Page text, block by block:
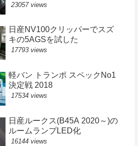
23057 views
日産NV100クリッパーでスズ
キの5AGSを試した
17793 views
軽バン トランポ スペックNo1
決定戦 2018
17534 views
日産ルークス(B45A 2020～)の
ルームランプLED化
16144 views